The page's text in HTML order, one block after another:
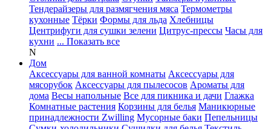
Тендерайзеры для размягчения мяса Термометры
кухонные Тёрки Формы для льда Хлебницы
Центрифуги для сушки зелени Цитрус-прессы Часы для
кухни ... Показать все
N
Дом
Аксессуары для ванной комнаты Аксессуары для
мясорубок Аксессуары для пылесосов Ароматы для
дома Весы напольные Все для пикника и дачи Глажка
Комнатные растения Корзины для белья Маникюрные
принадлежности Zwilling Мусорные баки Пепельницы